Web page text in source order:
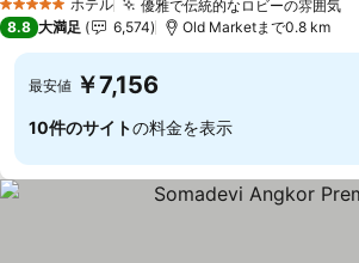
5 ホテルのランク
ホテル 優雅で伝統的なロビーの雰囲気
8.8 大満足 6,574 Old Marketまで0.8 km
最安値 ￥7,156
10件のサイトの料金を表示